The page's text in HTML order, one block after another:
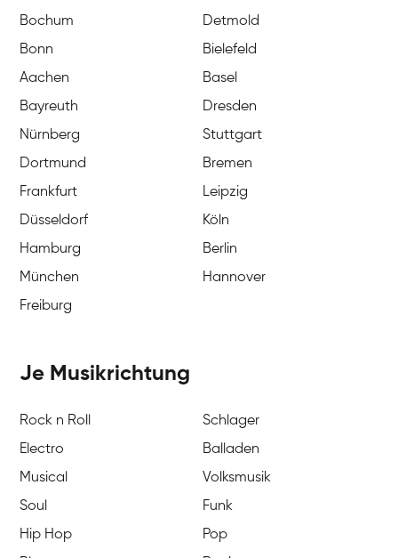
Bochum
Detmold
Bonn
Bielefeld
Aachen
Basel
Bayreuth
Dresden
Nürnberg
Stuttgart
Dortmund
Bremen
Frankfurt
Leipzig
Düsseldorf
Köln
Hamburg
Berlin
München
Hannover
Freiburg
Je Musikrichtung
Rock n Roll
Schlager
Electro
Balladen
Musical
Volksmusik
Soul
Funk
Hip Hop
Pop